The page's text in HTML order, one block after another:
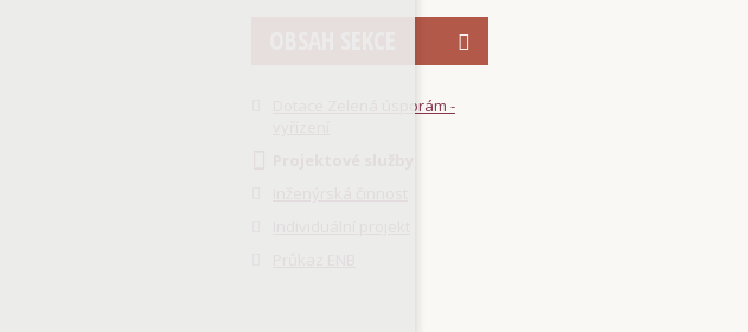
Dotace Zelená úsporám -